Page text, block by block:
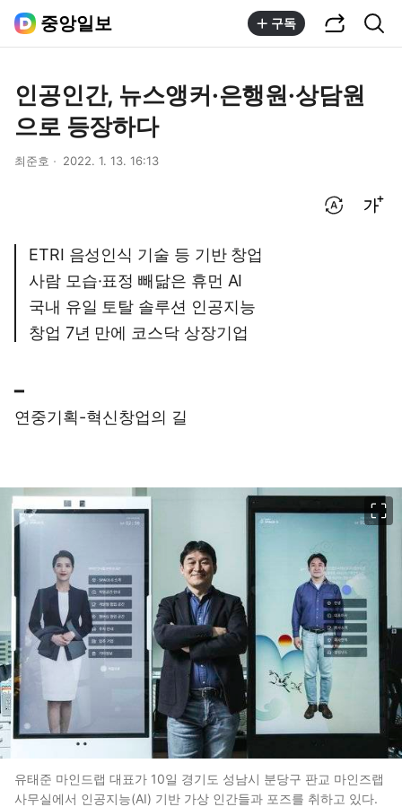
중앙일보 구독
인공인간, 뉴스앵커·은행원·상담원
으로 등장하다
최준호 2022. 1. 13. 16:13
ETRI 음성인식 기술 등 기반 창업
사람 모습·표정 빼닮은 휴먼 AI
국내 유일 토탈 솔루션 인공지능
창업 7년 만에 코스닥 상장기업
━
연중기획-혁신창업의 길
유태준 마인드랩 대표가 10일 경기도 성남시 분당구 판교 마인즈랩
사무실에서 인공지능(AI) 기반 가상 인간들과 포즈를 취하고 있다.